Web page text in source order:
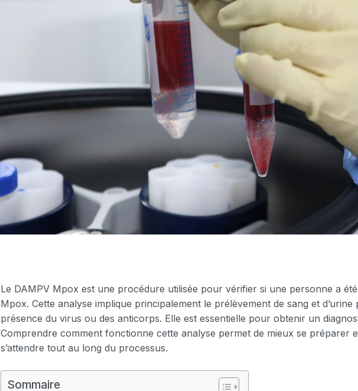
Le DAMPV Mpox est une procédure utilisée pour vérifier si une personne a
Mpox. Cette analyse implique principalement le prélèvement de sang et
présence du virus ou des anticorps. Elle est essentielle pour obtenir un
Comprendre comment fonctionne cette analyse permet de mieux se préparer
s’attendre tout au long du processus.
Sommaire